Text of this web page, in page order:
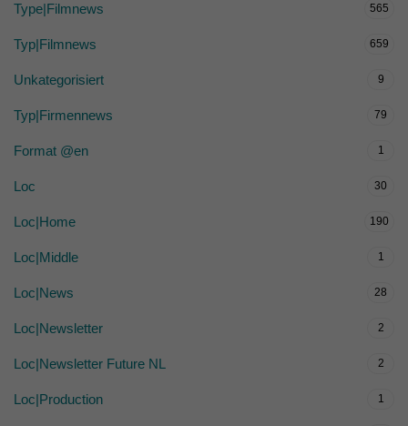
Type|Filmnews 565
Typ|Filmnews 659
Unkategorisiert 9
Typ|Firmennews 79
Format @en 1
Loc 30
Loc|Home 190
Loc|Middle 1
Loc|News 28
Loc|Newsletter 2
Loc|Newsletter Future NL 2
Loc|Production 1